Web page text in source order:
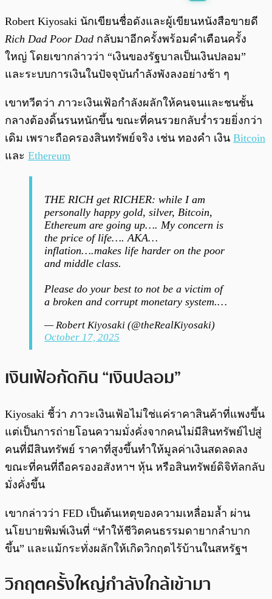
0:00/
Robert Kiyosaki นักเขียนชื่อดังและผู้เขียนหนังสือขายดี
Rich Dad Poor Dad กลับมาอีกครั้งพร้อมคำเตือนครั้ง
ใหญ่ โดยเขากล่าวว่า “เงินของรัฐบาลเป็นเงินปลอม”
และระบบการเงินในปัจจุบันกำลังพังลงอย่างช้า ๆ
เขาทวีตว่า ภาวะเงินเฟ้อกำลังผลักให้คนจนและชนชั้น
กลางต้องดิ้นรนหนักขึ้น ขณะที่คนรวยกลับร่ำรวยยิ่งกว่า
เดิม เพราะถือครองสินทรัพย์จริง เช่น ทองคำ เงิน Bitcoin
และ Ethereum
THE RICH get RICHER: while I am
personally happy gold, silver, Bitcoin,
Ethereum are going up…. My concern is
the price of life…. AKA…
inflation….makes life harder on the poor
and middle class.
Please do your best to not be a victim of
a broken and corrupt monetary system.…
— Robert Kiyosaki (@theRealKiyosaki)
October 17, 2025
เงินเฟ้อกัดกิน “เงินปลอม”
Kiyosaki ชี้ว่า ภาวะเงินเฟ้อไม่ใช่แค่ราคาสินค้าที่แพงขึ้น
แต่เป็นการถ่ายโอนความมั่งคั่งจากคนไม่มีสินทรัพย์ไปสู่
คนที่มีสินทรัพย์ ราคาที่สูงขึ้นทำให้มูลค่าเงินสดลดลง
ขณะที่คนที่ถือครองอสังหาฯ หุ้น หรือสินทรัพย์ดิจิทัลกลับ
มั่งคั่งขึ้น
เขากล่าวว่า FED เป็นต้นเหตุของความเหลื่อมล้ำ ผ่าน
นโยบายพิมพ์เงินที่ “ทำให้ชีวิตคนธรรมดายากลำบาก
ขึ้น” และแม้กระทั่งผลักให้เกิดวิกฤตไร้บ้านในสหรัฐฯ
วิกฤตครั้งใหญ่กำลังใกล้เข้ามา